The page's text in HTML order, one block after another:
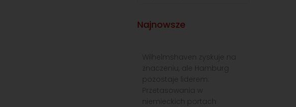
Najnowsze
Wilhelmshaven zyskuje na
znaczeniu, ale Hamburg
pozostaje liderem:
Przetasowania w
niemieckich portach